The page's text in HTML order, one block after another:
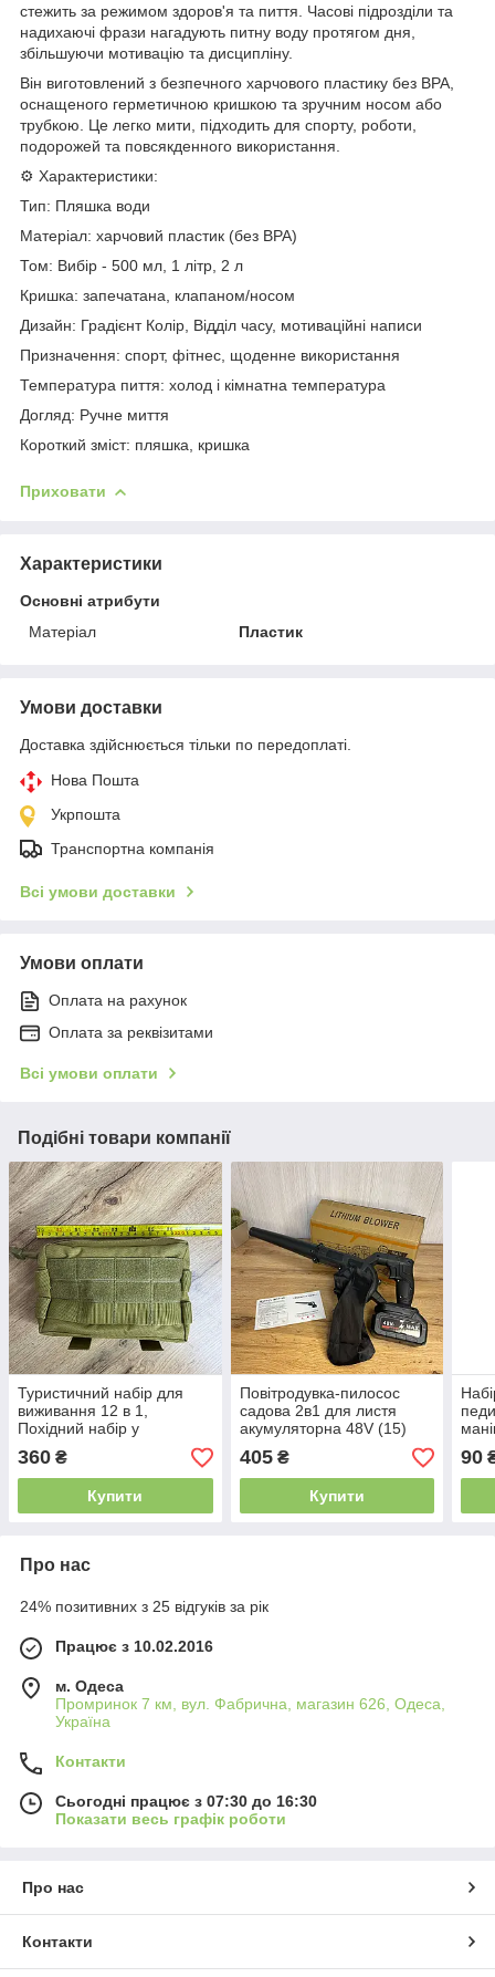
стежить за режимом здоров'я та пиття. Часові підрозділи та
надихаючі фрази нагадують питну воду протягом дня,
збільшуючи мотивацію та дисципліну.
Він виготовлений з безпечного харчового пластику без BPA,
оснащеного герметичною кришкою та зручним носом або
трубкою. Це легко мити, підходить для спорту, роботи,
подорожей та повсякденного використання.
⚙ Характеристики:
Тип: Пляшка води
Матеріал: харчовий пластик (без BPA)
Том: Вибір - 500 мл, 1 літр, 2 л
Кришка: запечатана, клапаном/носом
Дизайн: Градієнт Колір, Відділ часу, мотиваційні написи
Призначення: спорт, фітнес, щоденне використання
Температура пиття: холод і кімнатна температура
Догляд: Ручне миття
Короткий зміст: пляшка, кришка
Приховати
Характеристики
Основні атрибути
Матеріал
Пластик
Умови доставки
Доставка здійснюється тільки по передоплаті.
Нова Пошта
Укрпошта
Транспортна компанія
Всі умови доставки
Умови оплати
Оплата на рахунок
Оплата за реквізитами
Всі умови оплати
Подібні товари компанії
Туристичний набір для
виживання 12 в 1,
Похідний набір у
вологозахищеній сумці,
набір для військових
360 ₴
Купити
Повітродувка-пилосос
садова 2в1 для листя
акумуляторна 48V (15)
405₴
Купити
в 1
90
Про нас
24% позитивних з 25 відгуків за рік
Працює з 10.02.2016
м. Одеса
Промринок 7 км, вул. Фабрична, магазин 626, Одеса,
Україна
Контакти
Сьогодні працює з 07:30 до 16:30
Показати весь графік роботи
Про нас
Контакти